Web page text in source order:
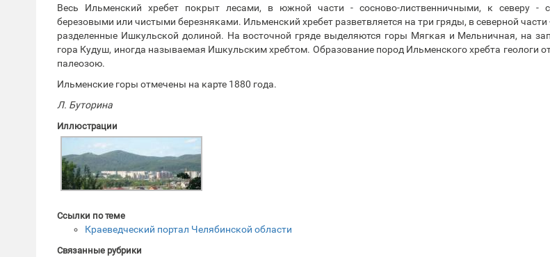
Весь Ильменский хребет покрыт лесами, в южной части - сосново-лиственничными, к северу -
березовыми или чистыми березняками. Ильменский хребет разветвляется на три гряды, в северной части
разделенные Ишкульской долиной. На восточной гряде выделяются горы Мягкая и Мельничная, на
гора Кудуш, иногда называемая Ишкульским хребтом. Образование пород Ильменского хребта геологи
палеозою.
Ильменские горы отмечены на карте 1880 года.
Л. Буторина
Иллюстрации
Ссылки по теме
Краеведческий портал Челябинской области
Связанные рубрики